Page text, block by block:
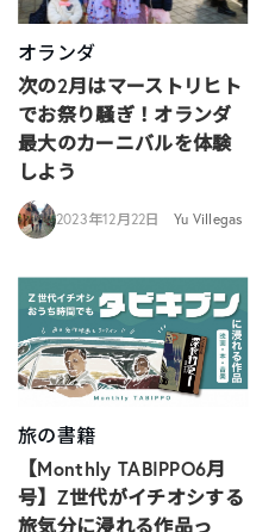
オランダ
次の2月はマーストリヒト
でお祭り騒ぎ！オランダ
最大のカーニバルを体験
しよう
2023年12月22日 Yu Villegas
旅の書籍
【Monthly TABIPPO6月
号】Z世代がイチオシする
旅気分に浸れる作品っ